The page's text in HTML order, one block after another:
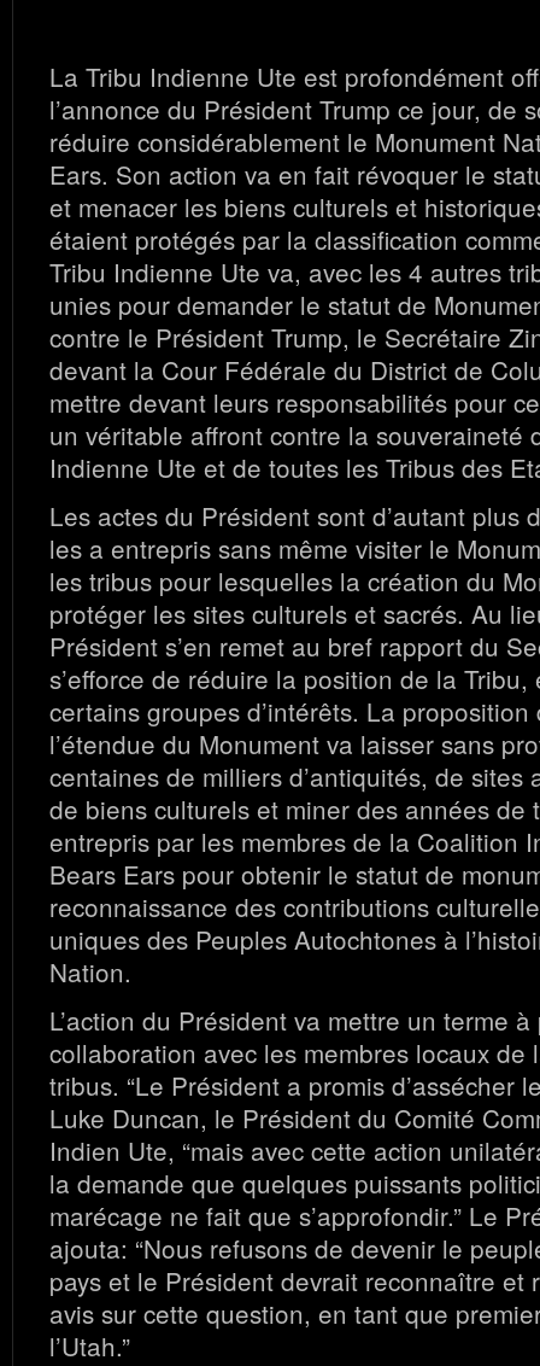
La Tribu Indienne Ute est profondément
l’annonce du Président Trump ce jour, de
réduire considérablement le Monument
Ears. Son action va en fait révoquer le
et menacer les biens culturels et
étaient protégés par la classification
Tribu Indienne Ute va, avec les 4 autres
unies pour demander le statut de
contre le Président Trump, le Secrétaire
devant la Cour Fédérale du District de
mettre devant leurs responsabilités pour
un véritable affront contre la souveraineté
Indienne Ute et de toutes les Tribus des
Les actes du Président sont d’autant plus
les a entrepris sans même visiter le
les tribus pour lesquelles la création du
protéger les sites culturels et sacrés. Au
Président s’en remet au bref rapport du
s’efforce de réduire la position de la
certains groupes d’intérêts. La
l’étendue du Monument va laisser sans
centaines de milliers d’antiquités, de sites
de biens culturels et miner des années de
entrepris par les membres de la Coalition
Bears Ears pour obtenir le statut de
reconnaissance des contributions
uniques des Peuples Autochtones à
Nation.
L’action du Président va mettre un terme
collaboration avec les membres locaux de
tribus. “Le Président a promis d’assécher
Luke Duncan, le Président du Comité
Indien Ute, “mais avec cette action
la demande que quelques puissants
marécage ne fait que s’approfondir.” Le
ajouta: “Nous refusons de devenir le
pays et le Président devrait reconnaître et
avis sur cette question, en tant que
l’Utah.”